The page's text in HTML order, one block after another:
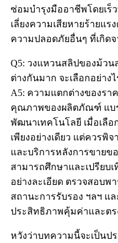
ซ่อมบำรุงมืออาชีพโดยเร็
เลี่ยงความเสียหายร้ายแ
ความปลอดภัยอื่นๆ ที่เกิด
Q5: วงแหวนสลิปของม้วน
ต่างกันมาก จะเลือกอย่างไ
A5: ความแตกต่างของรา
คุณภาพของผลิตภัณฑ์ แบ
พัฒนาเทคโนโลยี เมื่อเลื
เพียงอย่างเดียว แต่ควร
และบริการหลังการขาย
สามารถศึกษาและเปรีย
อย่างละเอียด ตรวจสอบพ
สถานะการรับรอง ฯลฯ แ
ประสิทธิภาพคุ้มค่าและต
หวังว่าบทความนี้จะเป็น